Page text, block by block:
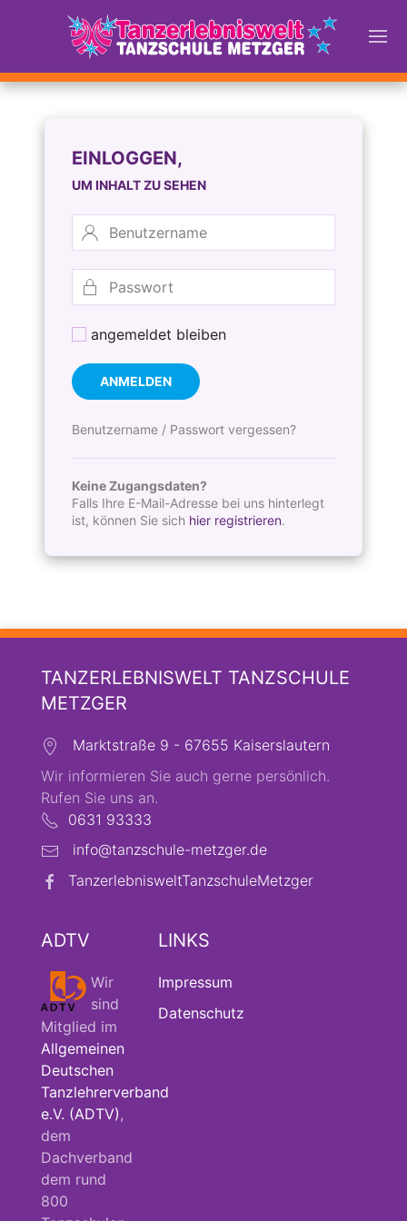
EINLOGGEN,
UM INHALT ZU SEHEN
angemeldet bleiben
ANMELDEN
Benutzername / Passwort vergessen?
Keine Zugangsdaten?
Falls Ihre E-Mail-Adresse bei uns hinterlegt
ist, können Sie sich hier registrieren.
TANZERLEBNISWELT TANZSCHULE
METZGER
Marktstraße 9 - 67655 Kaiserslautern
Wir informieren Sie auch gerne persönlich.
Rufen Sie uns an.
0631 93333
info@tanzschule-metzger.de
TanzerlebnisweltTanzschuleMetzger
ADTV
Wir
sind
Mitglied im
Allgemeinen
Deutschen
Tanzlehrerverband
e.V. (ADTV) ,
dem
Dachverband
dem rund
800
LINKS
Impressum
Datenschutz